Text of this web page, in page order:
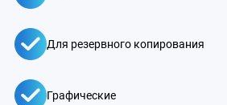
Для резервного копирования
Графические